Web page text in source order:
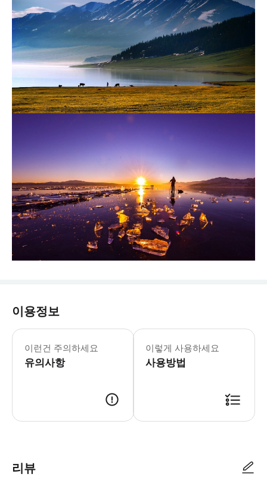
이용정보
이런건 주의하세요
유의사항
* 연중무휴 * 신규 방문객 센터 징하
사이람 호수는 신장 지역에서 해발
- 티켓 사용 * 관광지 내 기온이 낮으
이렇게 사용하세요
사용방법
리뷰